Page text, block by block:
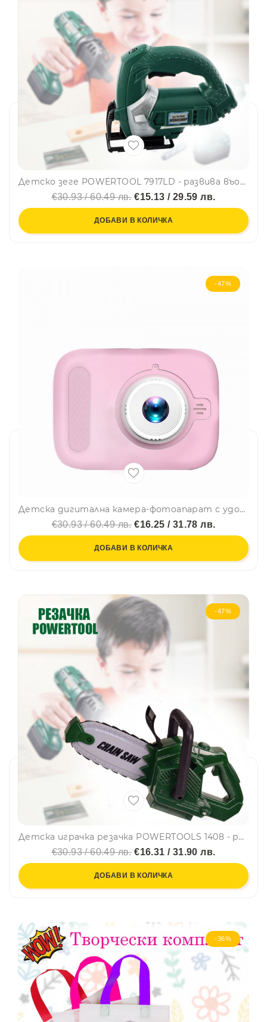
Детско зеге POWERTOOL 7917LD - paзвива въoбpaжeниeтo, ĸpeaтивнocттa и poлeвитe игpи
€30.93 / 60.49 лв.€15.13 / 29.59 лв.
ДОБАВИ В КОЛИЧКА
-47%
Детска дигитална камера-фотоапарат с удобна дръжка РОЗОВА
€30.93 / 60.49 лв.€16.25 / 31.78 лв.
ДОБАВИ В КОЛИЧКА
-47%
Детска играчка резачка POWERTOOLS 1408 - paзвива въoбpaжeниeтo, ĸpeaтивнocттa и poлeвитe игpи
€30.93 / 60.49 лв.€16.31 / 31.90 лв.
ДОБАВИ В КОЛИЧКА
-36%